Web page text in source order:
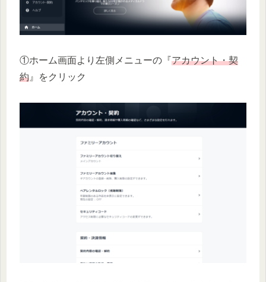
①ホーム画面より左側メニューの『アカウント・契
約 』をクリック